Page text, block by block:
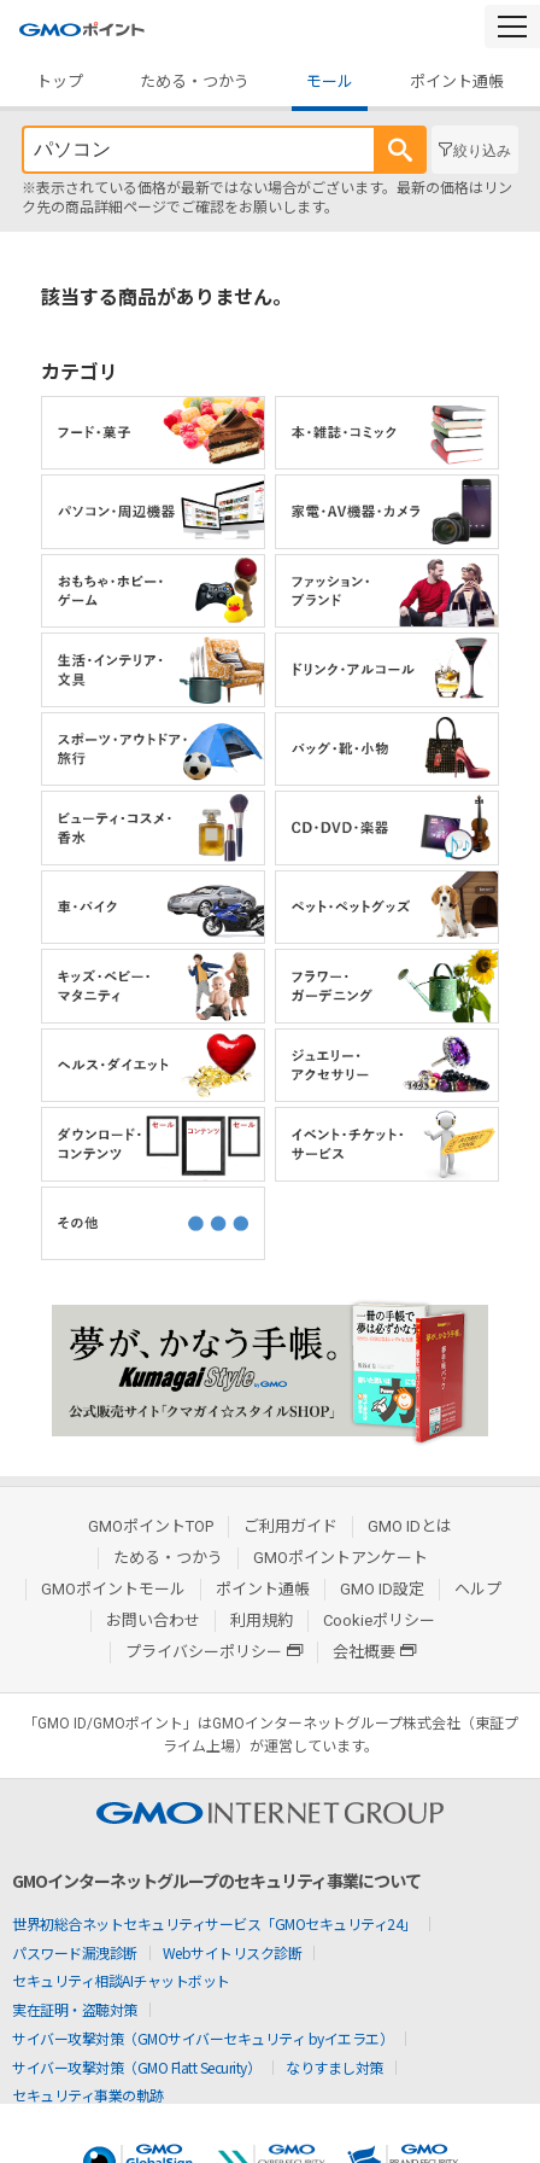
トップ
ためる・つかう モール ポイント通帳
絞り込み
※表示されている価格が最新ではない場合がございます。最新の価格はリン
ク先の商品詳細ページでご確認をお願いします。
該当する商品がありません。
カテゴリ
GMOポイントTOP ご利用ガイド
GMO IDとは
ためる・つかう
GMOポイントアンケート
GMOポイントモール
ポイント通帳 GMO ID設定
ヘルプ
お問い合わせ
利用規約
Cookieポリシー
プライバシーポリシー
会社概要
「GMO ID/GMOポイント」はGMOインターネットグループ株式会社（東証プ
ライム上場）が運営しています。
GMOインターネットグループのセキュリティ事業について
世界初総合ネットセキュリティサービス「GMOセキュリティ24」
パスワード漏洩診断
Webサイトリスク診断
セキュリティ相談AIチャットボット
実在証明・盗聴対策
サイバー攻撃対策（GMOサイバーセキュリティ byイエラエ）
サイバー攻撃対策（GMO Flatt Security）
なりすまし対策
セキュリティ事業の軌跡